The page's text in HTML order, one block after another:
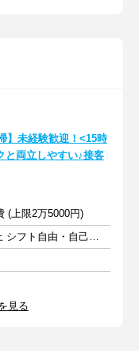
】未経験歓迎！<15時
と両立しやすい♪接客
(上限2万5000円)
週1日以上 1日5時間以上 シフト自由・自己申告
見る